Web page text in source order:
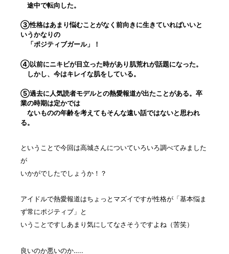
途中で転向した。
③性格はあまり悩むことがなく前向きに生きていればいいと
いうかなりの
「ポジティブガール」！
④以前にニキビが目立った時があり肌荒れが話題になった。
しかし、今はキレイな肌をしている。
⑤過去に人気読者モデルとの熱愛報道が出たことがある。卒
業の時期は定かでは
ないものの年齢を考えてもそんな遠い話ではないと思われ
る。
ということで今回は高城さんについていろいろ調べてみました
が
いかがでしたでしょうか！？
アイドルで熱愛報道はちょっとマズイですが性格が「基本悩ま
ず常にポジティブ」と
いうことですしあまり気にしてなさそうですよね （苦笑）
良いのか悪いのか…..